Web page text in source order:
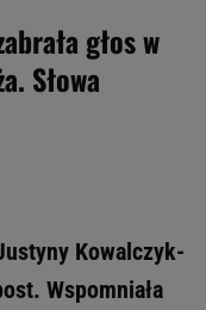
głos w
Słowa
Kowalczyk-
Wspomniała